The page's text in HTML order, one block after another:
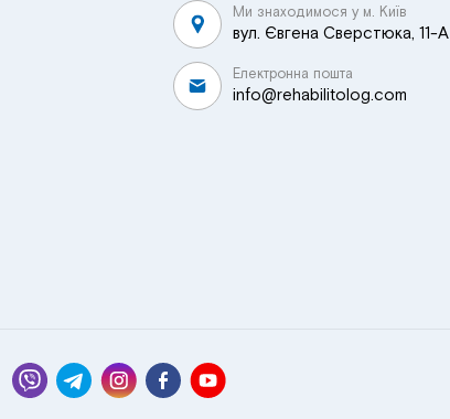
Ми знаходимося у м. Київ
вул. Євгена Сверстюка, 11-А
Електронна пошта
info@rehabilitolog.com